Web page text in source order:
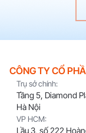
CÔNG TY CỔ
Trụ sở chính:
Tầng 5, Diamond
Hà Nội
VP HCM:
Lầu 3, số 222